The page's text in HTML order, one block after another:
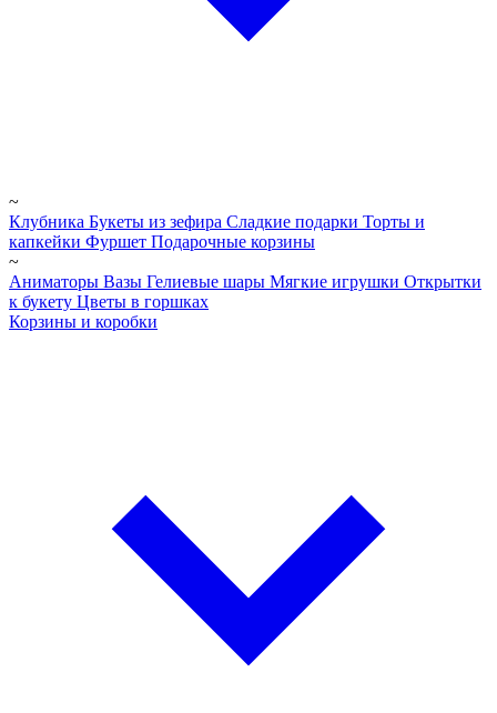
~
Клубника Букеты из зефира Сладкие подарки Торты и
капкейки Фуршет Подарочные корзины
~
Аниматоры Вазы Гелиевые шары Мягкие игрушки Открытки
к букету Цветы в горшках
Корзины и коробки